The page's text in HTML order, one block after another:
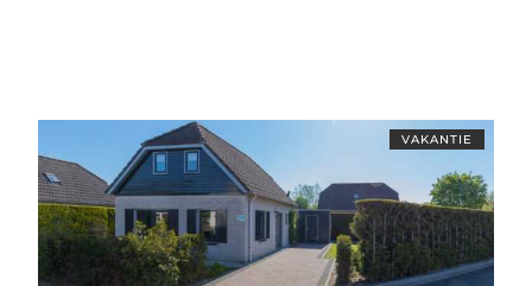
VAKANTIE